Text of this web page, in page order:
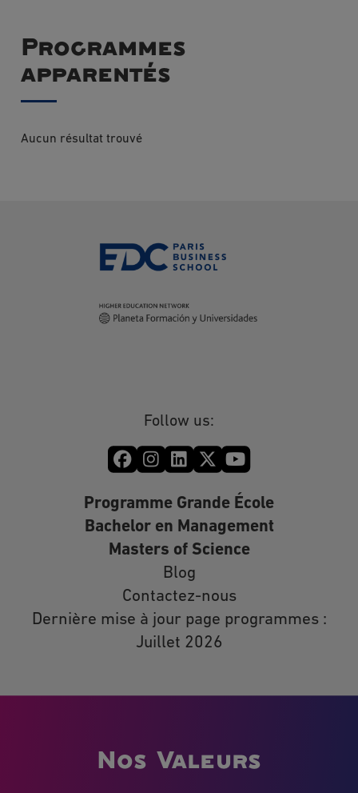
Programmes
apparentés
Aucun résultat trouvé
Follow us:
Programme Grande École
Bachelor en Management
Masters of Science
Blog
Contactez-nous
Dernière mise à jour page programmes :
Juillet 2026
Nos Valeurs